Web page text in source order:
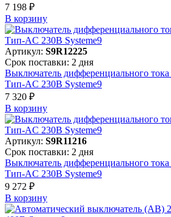
7 198 ₽
В корзинy
Артикул: S9R12225
Срок поставки: 2 дня
Выключатель дифференциального
Тип-AC 230В Systeme9
7 320 ₽
В корзинy
Артикул: S9R11216
Срок поставки: 2 дня
Выключатель дифференциального
Тип-AC 230В Systeme9
9 272 ₽
В корзинy